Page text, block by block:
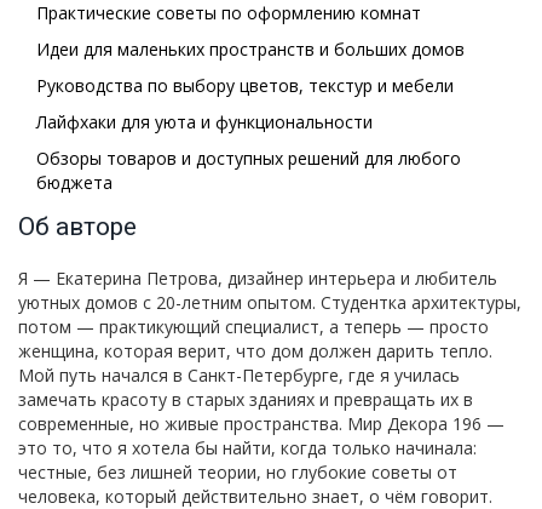
Практические советы по оформлению комнат
Идеи для маленьких пространств и больших домов
Руководства по выбору цветов, текстур и мебели
Лайфхаки для уюта и функциональности
Обзоры товаров и доступных решений для любого
бюджета
Об авторе
Я — Екатерина Петрова, дизайнер интерьера и любитель
уютных домов с 20-летним опытом. Студентка архитектуры,
потом — практикующий специалист, а теперь — просто
женщина, которая верит, что дом должен дарить тепло.
Мой путь начался в Санкт-Петербурге, где я училась
замечать красоту в старых зданиях и превращать их в
современные, но живые пространства. Мир Декора 196 —
это то, что я хотела бы найти, когда только начинала:
честные, без лишней теории, но глубокие советы от
человека, который действительно знает, о чём говорит.